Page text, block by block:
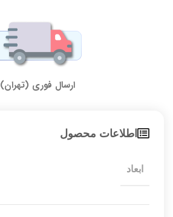
ارسال فوری (تهران)
اطلاعات محصول
ابعاد